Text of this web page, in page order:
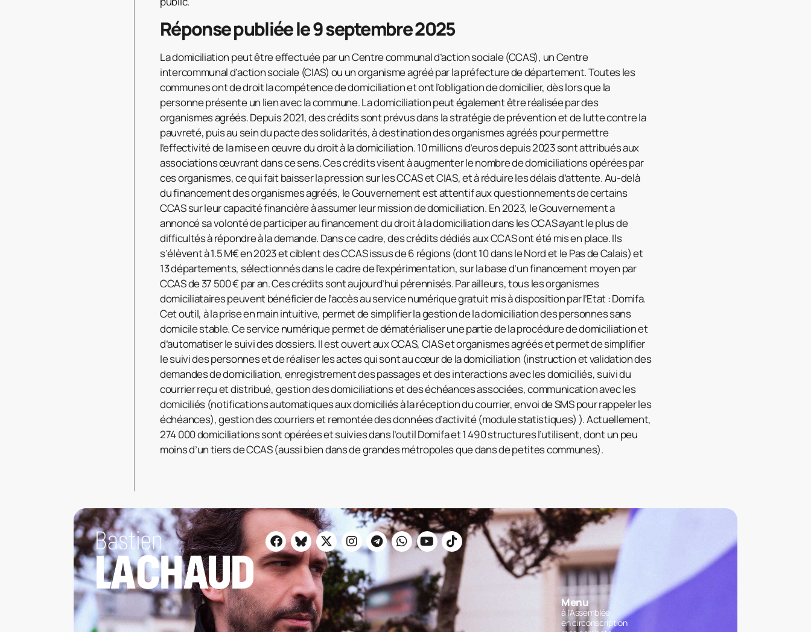
Réponse publiée le 9 septembre 2025
La domiciliation peut être effectuée par un Centre communal d’action sociale (CCAS), un Centre
intercommunal d’action sociale (CIAS) ou un organisme agréé par la préfecture de département. Toutes les
communes ont de droit la compétence de domiciliation et ont l’obligation de domicilier, dès lors que la
personne présente un lien avec la commune. La domiciliation peut également être réalisée par des
organismes agréés. Depuis 2021, des crédits sont prévus dans la stratégie de prévention et de lutte contre la
pauvreté, puis au sein du pacte des solidarités, à destination des organismes agréés pour permettre
l’effectivité de la mise en œuvre du droit à la domiciliation. 10 millions d’euros depuis 2023 sont attribués aux
associations œuvrant dans ce sens. Ces crédits visent à augmenter le nombre de domiciliations opérées par
ces organismes, ce qui fait baisser la pression sur les CCAS et CIAS, et à réduire les délais d’attente. Au-delà
du financement des organismes agréés, le Gouvernement est attentif aux questionnements de certains
CCAS sur leur capacité financière à assumer leur mission de domiciliation. En 2023, le Gouvernement a
annoncé sa volonté de participer au financement du droit à la domiciliation dans les CCAS ayant le plus de
difficultés à répondre à la demande. Dans ce cadre, des crédits dédiés aux CCAS ont été mis en place. Ils
s’élèvent à 1.5 M€ en 2023 et ciblent des CCAS issus de 6 régions (dont 10 dans le Nord et le Pas de Calais) et
13 départements, sélectionnés dans le cadre de l’expérimentation, sur la base d’un financement moyen par
CCAS de 37 500 € par an. Ces crédits sont aujourd’hui pérennisés. Par ailleurs, tous les organismes
domiciliataires peuvent bénéficier de l’accès au service numérique gratuit mis à disposition par l’Etat : Domifa.
Cet outil, à la prise en main intuitive, permet de simplifier la gestion de la domiciliation des personnes sans
domicile stable. Ce service numérique permet de dématérialiser une partie de la procédure de domiciliation et
d’automatiser le suivi des dossiers. Il est ouvert aux CCAS, CIAS et organismes agréés et permet de simplifier
le suivi des personnes et de réaliser les actes qui sont au cœur de la domiciliation (instruction et validation des
demandes de domiciliation, enregistrement des passages et des interactions avec les domiciliés, suivi du
courrier reçu et distribué, gestion des domiciliations et des échéances associées, communication avec les
domiciliés (notifications automatiques aux domiciliés à la réception du courrier, envoi de SMS pour rappeler les
échéances), gestion des courriers et remontée des données d’activité (module statistiques) ). Actuellement,
274 000 domiciliations sont opérées et suivies dans l’outil Domifa et 1 490 structures l’utilisent, dont un peu
moins d’un tiers de CCAS (aussi bien dans de grandes métropoles que dans de petites communes).
Menu
à l'Assemblée
en circonscription